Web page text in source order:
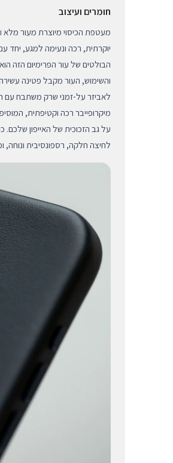
חומרים ועיצוב
יוקרתית, רכה ונעימה למגע, יחד
הבולטים של עור הפרימיום הזה
והשימוש, העור מקבל פטינה
לאביזר על-זמני שרק משתבח עם
מיקרופייבר רכה וקטיפתית,
על גב הזכוכית של האייפון
לחיצה חלקה, רספונסיבית ונוחה,